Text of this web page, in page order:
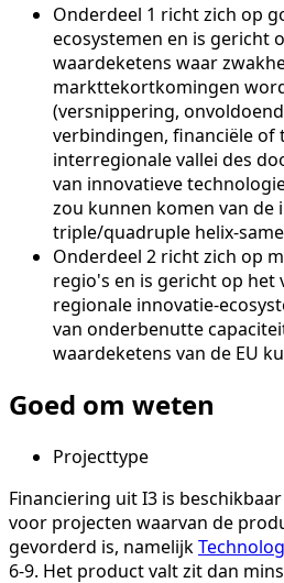
Onderdeel 1 richt zich op
ecosystemen en is gericht
waardeketens waar
markttekortkomingen
(versnippering,
verbindingen, financiële of
interregionale vallei des
van innovatieve
zou kunnen komen van de
triple/quadruple helix-
Onderdeel 2 richt zich op
regio's en is gericht op het
regionale innovatie-
van onderbenutte
waardeketens van de EU
Goed om weten
Projecttype
Financiering uit I3 is beschikbaar
voor projecten waarvan de
gevorderd is, namelijk
6-9. Het product valt zit dan